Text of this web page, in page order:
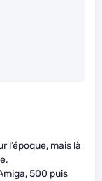
l’époque, mais là
500 puis